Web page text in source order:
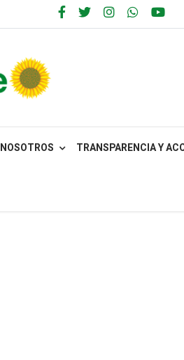
NOSOTROS TRANSPARENCIA Y